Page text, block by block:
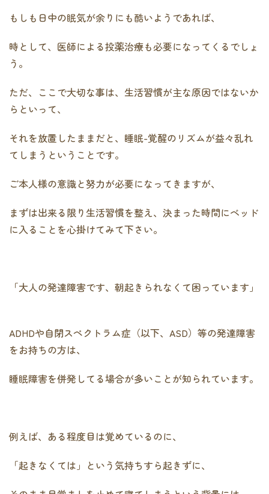
もしも日中の眠気が余りにも酷いようであれば、
時として、医師による投薬治療も必要になってくるでしょ
う。
ただ、ここで大切な事は、生活習慣が主な原因ではないか
らといって、
それを放置したままだと、睡眠-覚醒のリズムが益々乱れ
てしまうということです。
ご本人様の意識と努力が必要になってきますが、
まずは出来る限り生活習慣を整え、決まった時間にベッド
に入ることを心掛けてみて下さい。
「大人の発達障害です、朝起きられなくて困っています」
ADHDや自閉スペクトラム症（以下、ASD）等の発達障害
をお持ちの方は、
睡眠障害を併発してる場合が多いことが知られています。
例えば、ある程度目は覚めているのに、
「起きなくては」という気持ちすら起きずに、